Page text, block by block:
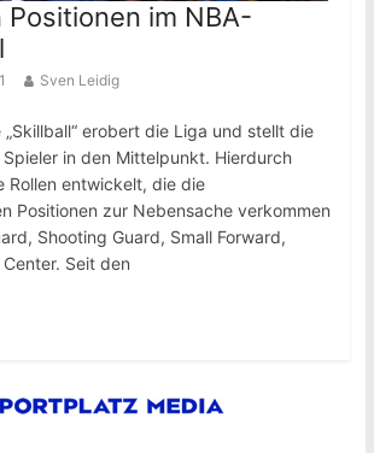
Positionen im NBA-
Sven Leidig
erobert die Liga und stellt die
in den Mittelpunkt. Hierdurch
Rollen entwickelt, die die
Positionen zur Nebensache verkommen
Shooting Guard, Small Forward,
Seit den